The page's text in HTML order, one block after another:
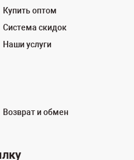
Купить оптом
Система скидок
Наши услуги
Возврат и обмен